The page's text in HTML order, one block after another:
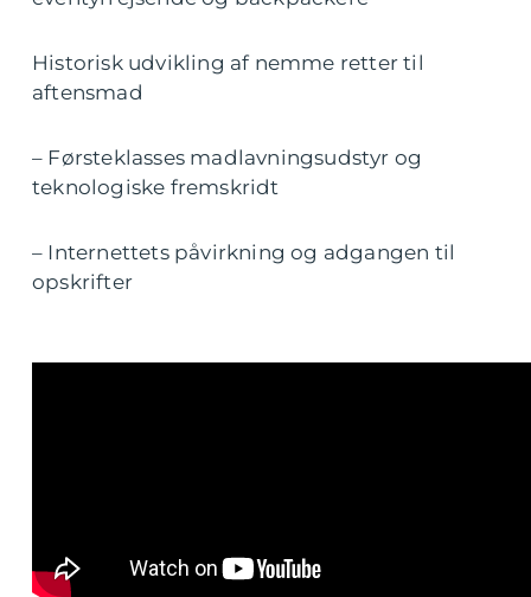
Historisk udvikling af nemme retter til
aftensmad
– Førsteklasses madlavningsudstyr og
teknologiske fremskridt
– Internettets påvirkning og adgangen til
opskrifter